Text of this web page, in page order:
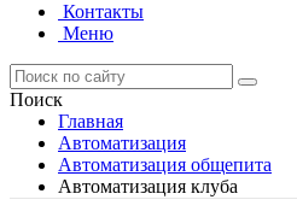
Контакты
Меню
Поиск
Главная
Автоматизация
Автоматизация общепита
Автоматизация клуба